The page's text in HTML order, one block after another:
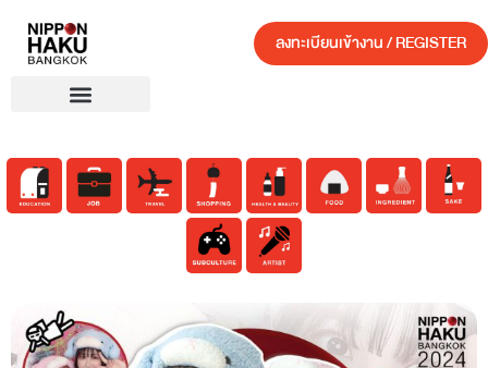
ลงทะเบียนเข้างาน / REGISTER